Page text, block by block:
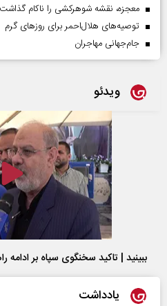
معجزه، نقشه شوهرکشی را ناکام گذاشت
توصیه‌های هلال‌احمر برای روز‌های گرم
جام‌جهانی مهاجران
ویدئو
ببینید | تاکید سخنگوی سپاه بر
یادداشت